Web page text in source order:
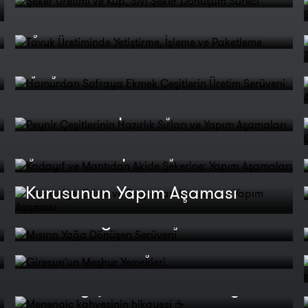
Tavuk Üretiminde Yetiştirme,
Hamurdan Sofraya Ekmek
Peynir Çeşitlerinin Hazırlık
Kadayıf ve Mantıdan Akide
Pişmaniye, Erişte ve Beypazarı
Kurusunun Yapım Aşaması
Mısırın Yağa Dönüşen Serüveni
Giresun'un Meşhur Yemekleri
Sadece bu özel merdane ile